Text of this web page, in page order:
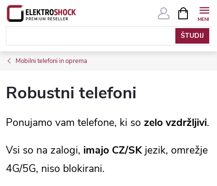
Skip
content
CART
Mobilni telefoni in oprema
Robustni telefoni
Ponujamo vam telefone, ki so zelo vzdržljivi.
Vsi so na zalogi, imajo CZ/SKjezik, omrežje
4G/5G, niso blokirani.